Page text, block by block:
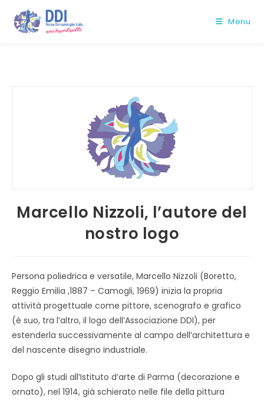
contenuto
Menu
Marcello Nizzoli, l’autore del
nostro logo
Persona poliedrica e versatile, Marcello Nizzoli (Boretto,
Reggio Emilia ,1887 – Camogli, 1969) inizia la propria
attività progettuale come pittore, scenografo e grafico
(è suo, tra l’altro, il logo dell’Associazione DDI), per
estenderla successivamente al campo dell’architettura e
del nascente disegno industriale.
Dopo gli studi all’Istituto d’arte di Parma (decorazione e
ornato), nel 1914, già schierato nelle file della pittura